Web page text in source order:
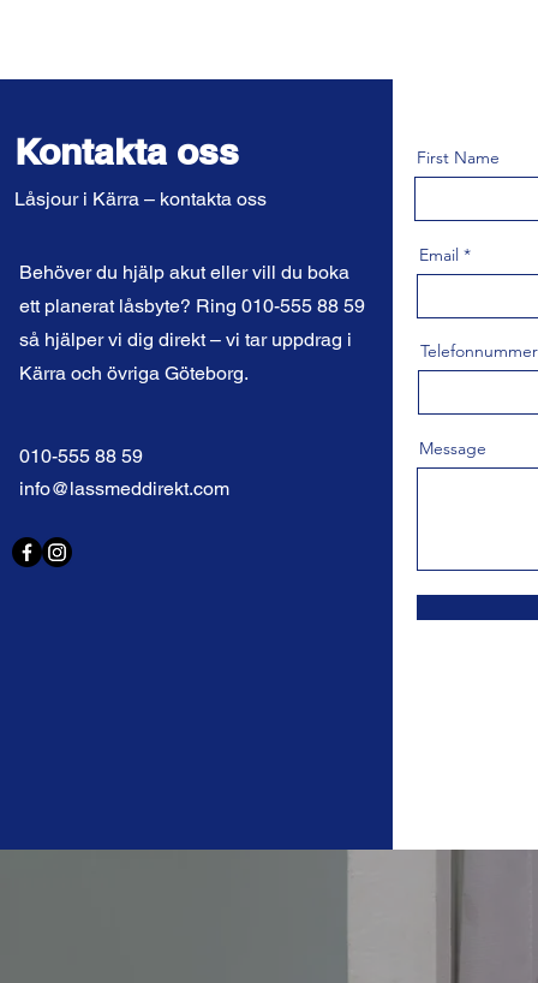
Kontakta oss
Låsjour i Kärra – kontakta oss
Behöver du hjälp akut eller vill du boka
ett planerat låsbyte? Ring 010-555 88 59
så hjälper vi dig direkt – vi tar uppdrag i
Kärra och övriga Göteborg.
010-555 88 59
info@lassmeddirekt.com
First Name
Email
Telefonnummer
Message